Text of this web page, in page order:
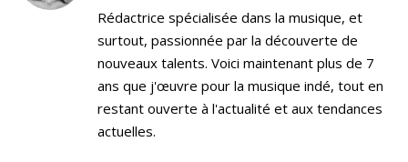
Rédactrice spécialisée dans la musique, et
surtout, passionnée par la découverte de
nouveaux talents. Voici maintenant plus de 7
ans que j'œuvre pour la musique indé, tout en
restant ouverte à l'actualité et aux tendances
actuelles.